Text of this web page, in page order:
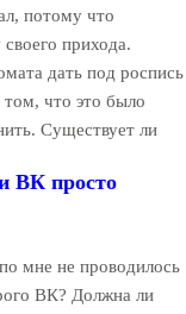
потому что
прихода.
дать под роспись
что это было
Существует ли
ВК просто
мне не проводилось
ВК? Должна ли